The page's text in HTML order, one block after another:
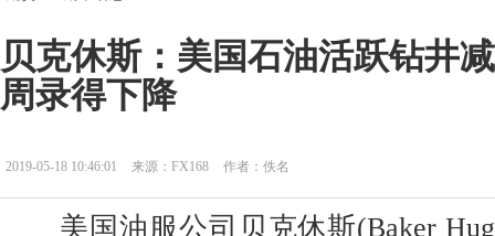
贝克休斯：美国石油活跃钻井
周录得下降
2019-05-18 10:46:01 来源：FX168 作者：佚名
美国油服公司贝克休斯(Baker